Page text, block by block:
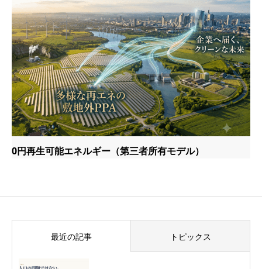
0円再生可能エネルギー（第三者所有モデル）
最近の記事 トピックス